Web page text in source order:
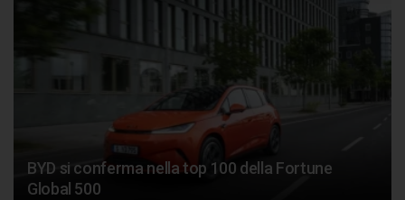
BYD si conferma nella top 100 della Fortune
Global 500